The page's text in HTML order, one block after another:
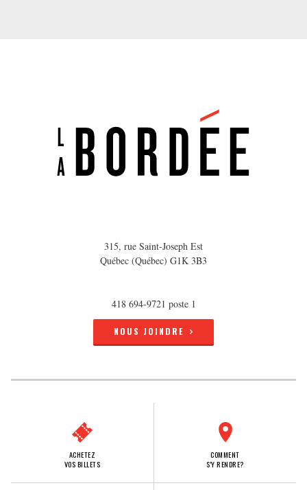
315, rue Saint-Joseph Est
Québec (Québec) G1K 3B3
418 694-9721 poste 1
NOUS JOINDRE
ACHETEZ
VOS BILLETS
COMMENT
S'Y RENDRE?